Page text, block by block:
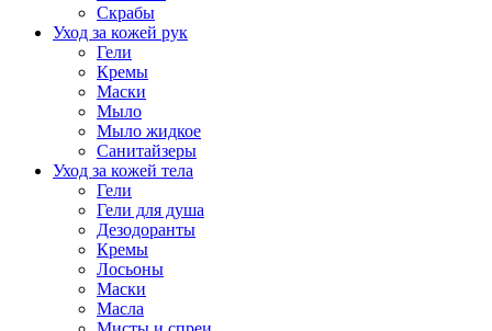
Скрабы
Уход за кожей рук
Гели
Кремы
Маски
Мыло
Мыло жидкое
Санитайзеры
Уход за кожей тела
Гели
Гели для душа
Дезодоранты
Кремы
Лосьоны
Маски
Масла